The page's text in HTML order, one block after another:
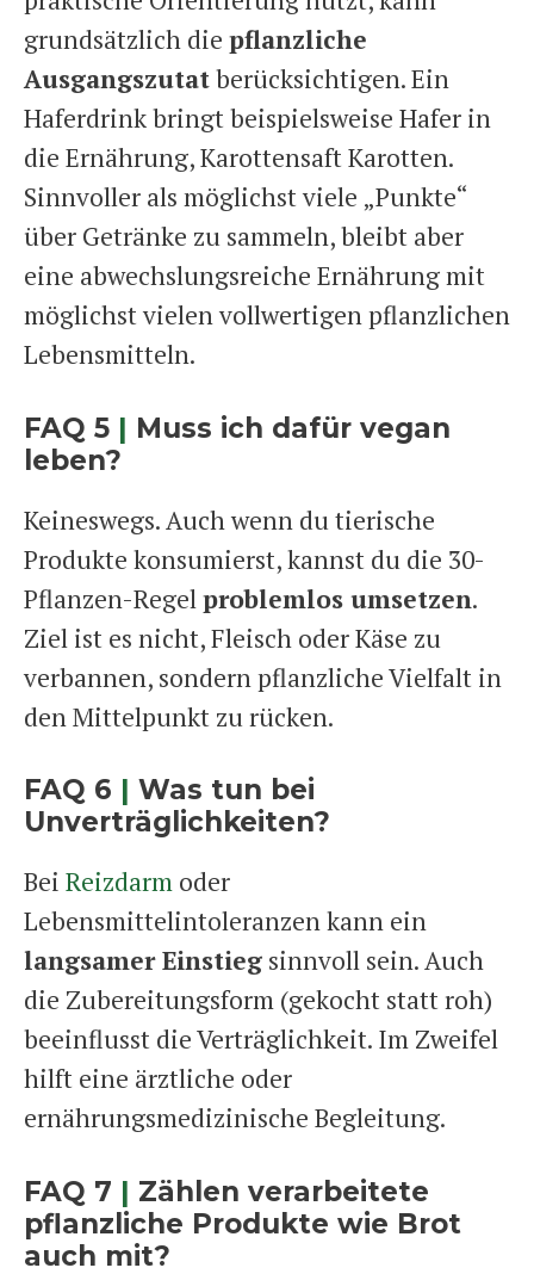
grundsätzlich die pflanzliche
Ausgangszutatberücksichtigen. Ein
Haferdrink bringt beispielsweise Hafer in
die Ernährung, Karottensaft Karotten.
Sinnvoller als möglichst viele „Punkte“
über Getränke zu sammeln, bleibt aber
eine abwechslungsreiche Ernährung mit
möglichst vielen vollwertigen pflanzlichen
Lebensmitteln.
FAQ 5 | Muss ich dafür vegan
leben?
Keineswegs. Auch wenn du tierische
Produkte konsumierst, kannst du die 30-
Pflanzen-Regel problemlos umsetzen.
Ziel ist es nicht, Fleisch oder Käse zu
verbannen, sondern pflanzliche Vielfalt in
den Mittelpunkt zu rücken.
FAQ 6 | Was tun bei
Unverträglichkeiten?
Bei Reizdarm oder
Lebensmittelintoleranzen kann ein
langsamer Einstieg sinnvoll sein. Auch
die Zubereitungsform (gekocht statt roh)
beeinflusst die Verträglichkeit. Im Zweifel
hilft eine ärztliche oder
ernährungsmedizinische Begleitung.
FAQ 7 | Zählen verarbeitete
pflanzliche Produkte wie Brot
auch mit?